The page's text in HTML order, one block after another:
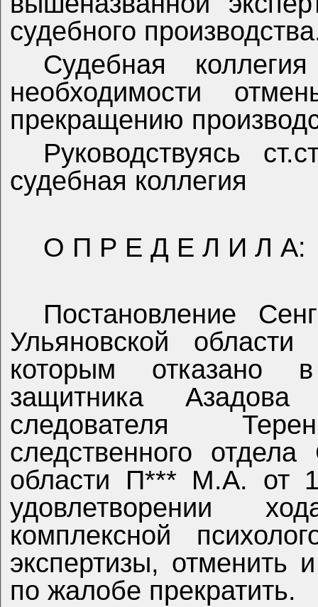
судебного
Судебная
необходимости
прекращению
Руководствуясь
судебная коллегия
О П Р Е Д Е Л И Л А:
Постановление
Ульяновской
которым отказано
защитника
следователя
следственного
области П*** М.А. от
удовлетворении
комплексной
экспертизы, отменить
по жалобе прекратить.